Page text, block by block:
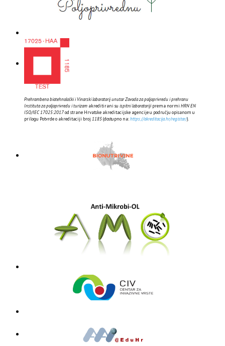
Prehrambeno biotehnološki i Vinarski laboratorij unutar Zavoda za poljoprivredu i prehranu
Instituta za poljoprivredu i turizam akreditirani su ispitni laboratorijiprema normi HRN EN
ISO/IEC 17025:2017od strane Hrvatske akreditacijske agencije u području opisanom u
prilogu Potvrde o akreditaciji broj 1185(dostupno na:https://akreditacija.hr/registar/).